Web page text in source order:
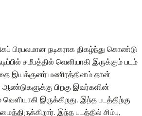
பிரபலமான நடிகராக திகழ்ந்து கொண்டு
சமீபத்தில் வெளியாகி இருக்கும் படம்
இயக்குனர் மணிரத்தினம் தான்
ஆண்டுகளுக்கு பிறகு இவர்களின்
இருக்கிறது. இந்த படத்திற்கு
இந்த படத்தில் சிம்பு,